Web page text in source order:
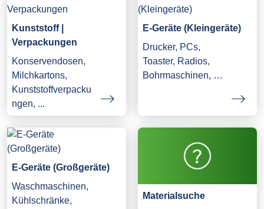
Kunststoff |
Verpackungen
Konservendosen,
Milchkartons,
Kunststoffverpacku
ngen, ...
E-Geräte (Kleingeräte)
Drucker, PCs,
Toaster, Radios,
Bohrmaschinen, …
E-Geräte (Großgeräte)
Waschmaschinen,
Kühlschränke,
Materialsuche